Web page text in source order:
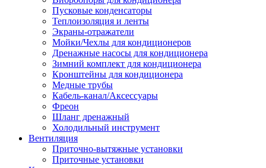
Пусковые конденсаторы
Теплоизоляция и ленты
Экраны-отражатели
Мойки/Чехлы для кондиционеров
Дренажные насосы для кондиционера
Зимний комплект для кондиционера
Кронштейны для кондиционера
Медные трубы
Кабель-канал/Аксессуары
Фреон
Шланг дренажный
Холодильный инструмент
Вентиляция
Приточно-вытяжные установки
Приточные установки